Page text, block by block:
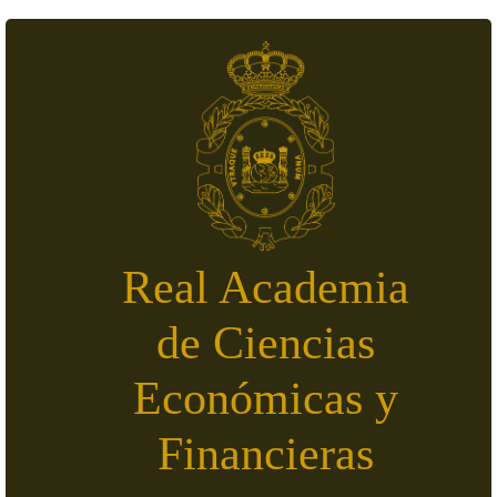
Real Academia
de Ciencias
Económicas y
Financieras